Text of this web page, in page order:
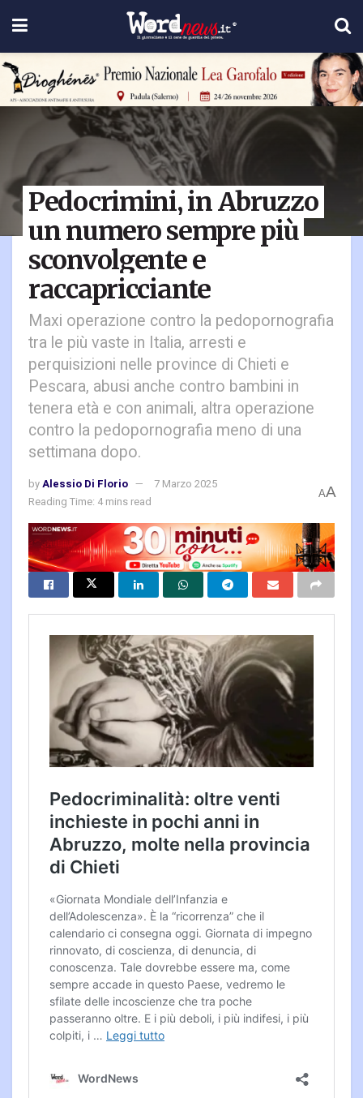
Pedocrimini, in Abruzzo
un numero sempre più
sconvolgente e
raccapricciante
Maxi operazione contro la pedopornografia
tra le più vaste in Italia, arresti e
perquisizioni nelle province di Chieti e
Pescara, abusi anche contro bambini in
tenera età e con animali, altra operazione
contro la pedopornografia meno di una
settimana dopo.
byAlessio Di Florio
7 Marzo 2025
Reading Time: 4 mins read
AA